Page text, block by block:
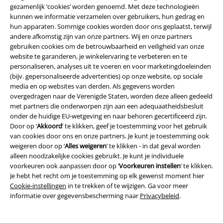
gezamenlijk ‘cookies’ worden genoemd. Met deze technologieën
kunnen we informatie verzamelen over gebruikers, hun gedrag en
hun apparaten. Sommige cookies worden door ons geplaatst, terwijl
andere afkomstig zijn van onze partners. Wij en onze partners
gebruiken cookies om de betrouwbaarheid en veiligheid van onze
website te garanderen, je winkelervaring te verbeteren en te
personaliseren, analyses uit te voeren en voor marketingdoeleinden
(bijv. gepersonaliseerde advertenties) op onze website, op sociale
media en op websites van derden. Als gegevens worden
overgedragen naar de Verenigde Staten, worden deze alleen gedeeld
met partners die onderworpen zijn aan een adequaatheidsbesluit
onder de huidige EU-wetgeving en naar behoren gecertificeerd zijn.
Door op ‘Akkoord’ te klikken, geef je toestemming voor het gebruik
van cookies door ons en onze partners. Je kunt je toestemming ook
weigeren door op ‘Alles weigeren’ te klikken - in dat geval worden
alleen noodzakelijke cookies gebruikt. Je kunt je individuele
voorkeuren ook aanpassen door op ‘Voorkeuren instellen’ te klikken.
Je hebt het recht om je toestemming op elk gewenst moment hier
Cookie-instellingen in te trekken of te wijzigen. Ga voor meer
informatie over gegevensbescherming naar Privacybeleid.
Motorhead Merch
Veel plezier!
korting
E-mailnieuwsbrief
Meld je aan en ontvang een code voor 15%
korting!Meer info
Ik geef hierbij toestemming om de Large-nieuwsbrief te ontvangen en ga
ermee akkoord dat Large Popmerchandising B.V. mijn persoonsgegevens
verwerkt om mij regelmatig te informeren over producten. Mijn
persoonsgegevens worden verwerkt in overeenstemming met de
bepalingen van hetPrivacybeleid. Ik kan mijn toestemming te allen tijde
intrekken, bijvoorbeeld door op de ‘afmelden’-link te klikken.
Hierkan ik me afmelden voor de nieuwsbrief.